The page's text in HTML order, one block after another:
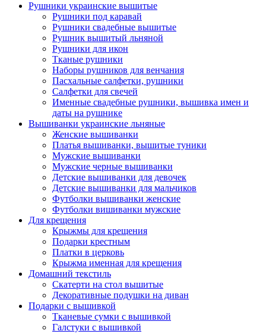
Рушники украинские вышитые
Рушники под каравай
Рушники свадебные вышитые
Рушник вышитый льняной
Рушники для икон
Тканые рушники
Наборы рушников для венчания
Пасхальные салфетки, рушники
Салфетки для свечей
Именные свадебные рушники, вышивка имен и
даты на рушнике
Вышиванки украинские льняные
Женские вышиванки
Платья вышиванки, вышитые туники
Мужские вышиванки
Мужские черные вышиванки
Детские вышиванки для девочек
Детские вышиванки для мальчиков
Футболки вышиванки женские
Футболки вишиванки мужские
Для крещения
Крыжмы для крещения
Подарки крестным
Платки в церковь
Крыжма именная для крещения
Домашний текстиль
Скатерти на стол вышитые
Декоративные подушки на диван
Подарки с вышивкой
Тканевые сумки с вышивкой
Галстуки с вышивкой